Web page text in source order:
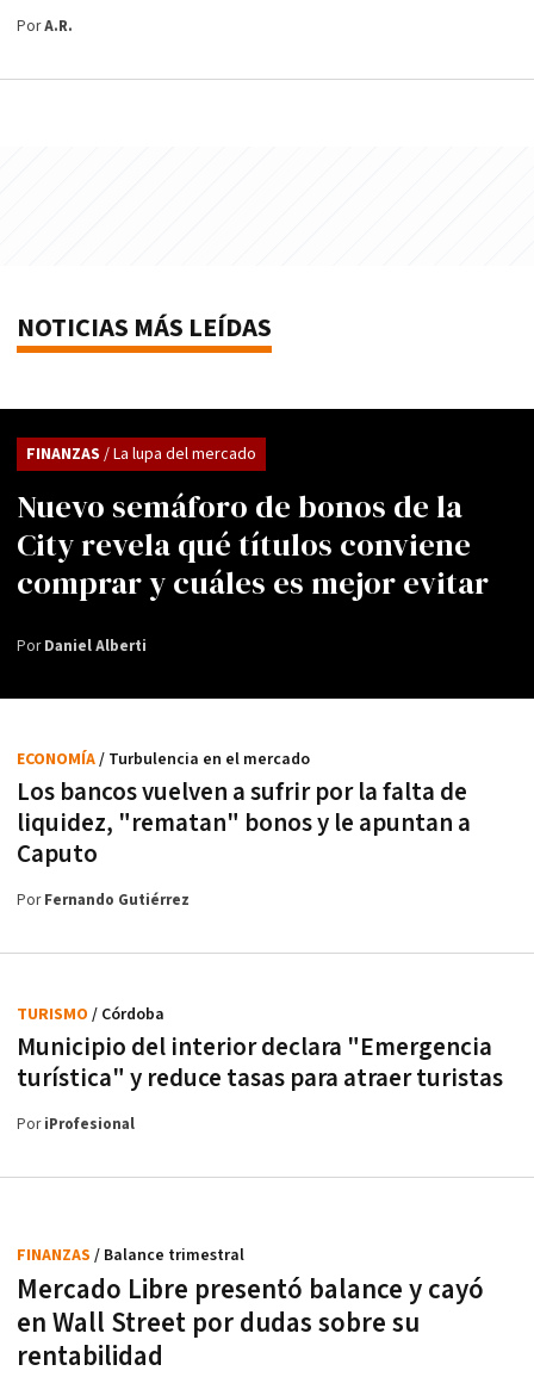
PorA.R.
NOTICIAS MÁS LEÍDAS
Nuevo semáforo de bonos de la
City revela qué títulos conviene
comprar y cuáles es mejor evitar
FINANZAS / La lupa del mercado
PorDaniel Alberti
Los bancos vuelven a sufrir por la falta de
liquidez, "rematan" bonos y le apuntan a
Caputo
ECONOMÍA/ Turbulencia en el mercado
PorFernando Gutiérrez
Municipio del interior declara "Emergencia
turística" y reduce tasas para atraer turistas
TURISMO / Córdoba
PoriProfesional
Mercado Libre presentó balance y cayó
en Wall Street por dudas sobre su
rentabilidad
FINANZAS / Balance trimestral